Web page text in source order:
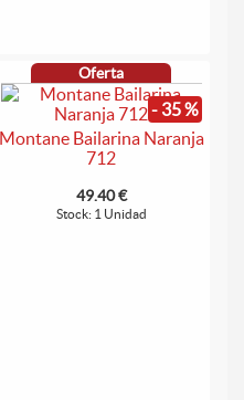
Oferta
- 35 %
Montane Bailarina Naranja
712
49.40 €
Stock: 1 Unidad